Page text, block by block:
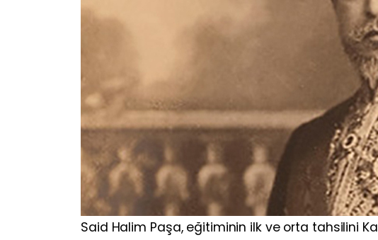
Said Halim Paşa, eğitiminin ilk ve orta tahsilini